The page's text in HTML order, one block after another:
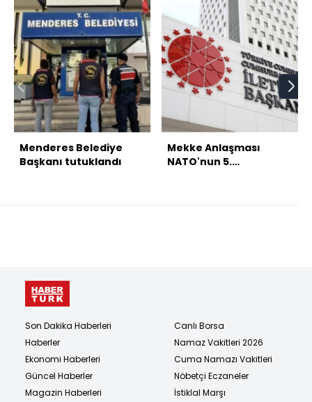
Menderes Belediye
Başkanı tutuklandı
Mekke Anlaşması
NATO'nun 5.
Son Dakika Haberleri
Haberler
Ekonomi Haberleri
Güncel Haberler
Magazin Haberleri
Canlı Borsa
Namaz Vakitleri 2026
Cuma Namazı Vakitleri
Nöbetçi Eczaneler
İstiklal Marşı